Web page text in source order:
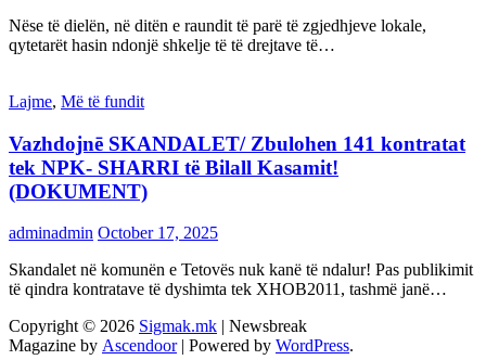
Nëse të dielën, në ditën e raundit të parë të zgjedhjeve lokale,
qytetarët hasin ndonjë shkelje të të drejtave të…
Lajme, Më të fundit
Vazhdojnē SKANDALET/ Zbulohen 141 kontratat
tek NPK- SHARRI të Bilall Kasamit!
(DOKUMENT)
adminadmin October 17, 2025
Skandalet në komunën e Tetovës nuk kanë të ndalur! Pas publikimit
të qindra kontratave të dyshimta tek XHOB2011, tashmë janë…
Copyright © 2026 Sigmak.mk | Newsbreak
Magazine by Ascendoor| Powered by WordPress.